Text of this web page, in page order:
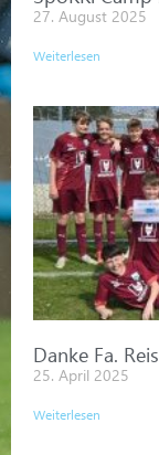
27. August 2025
Weiterlesen
Danke Fa.
25. April 2025
Weiterlesen